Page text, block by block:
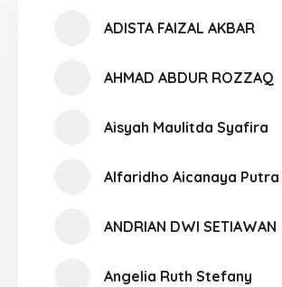
ADISTA FAIZAL AKBAR
AHMAD ABDUR ROZZAQ
Aisyah Maulitda Syafira
Alfaridho Aicanaya Putra
ANDRIAN DWI SETIAWAN
Angelia Ruth Stefany